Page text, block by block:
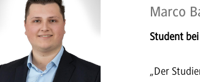
Marco
Student
„Der